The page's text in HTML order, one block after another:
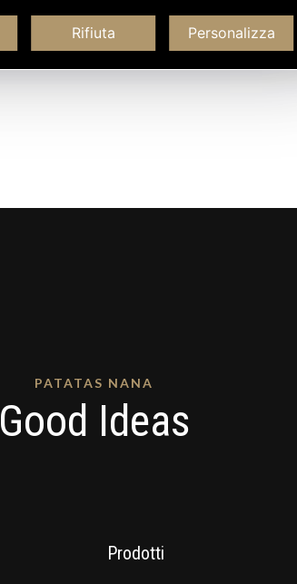
Rifiuta Personalizza
PATATAS NANA
Good Ideas
Prodotti